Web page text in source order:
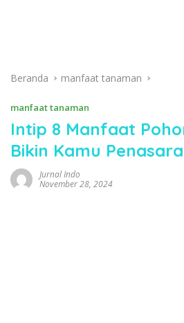
Beranda manfaat tanaman
manfaat tanaman
Intip 8 Manfaat
Bikin Kamu
Jurnal Indo
November 28, 2024